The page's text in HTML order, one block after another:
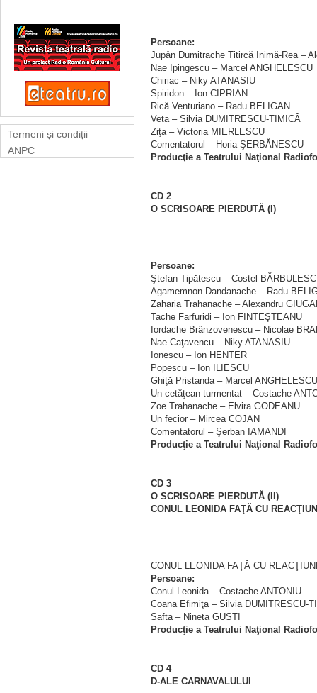
Termeni şi condiţii
ANPC
Persoane:
Jupân Dumitrache Titircă Inimă-Rea –
Nae Ipingescu – Marcel ANGHELESCU
Chiriac – Niky ATANASIU
Spiridon – Ion CIPRIAN
Rică Venturiano – Radu BELIGAN
Veta – Silvia DUMITRESCU-TIMICĂ
Ziţa – Victoria MIERLESCU
Comentatorul – Horia ŞERBĂNESCU
Producţie a Teatrului Naţional
CD 2
O SCRISOARE PIERDUTĂ (I)
Persoane:
Ştefan Tipătescu – Costel
Agamemnon Dandanache – Radu
Zaharia Trahanache – Alexandru
Tache Farfuridi – Ion FINTEŞTEANU
Iordache Brânzovenescu – Nicolae
Nae Caţavencu – Niky ATANASIU
Ionescu – Ion HENTER
Popescu – Ion ILIESCU
Ghiţă Pristanda – Marcel ANGHELESCU
Un cetăţean turmentat – Costache
Zoe Trahanache – Elvira GODEANU
Un fecior – Mircea COJAN
Comentatorul – Şerban IAMANDI
Producţie a Teatrului Naţional
CD 3
O SCRISOARE PIERDUTĂ (II)
CONUL LEONIDA FAŢĂ CU
CONUL LEONIDA FAŢĂ CU
Persoane:
Conul Leonida – Costache ANTONIU
Coana Efimiţa – Silvia DUMITRESCU-
Safta – Nineta GUSTI
Producţie a Teatrului Naţional
CD 4
D-ALE CARNAVALULUI